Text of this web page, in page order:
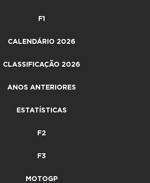
F1
CALENDÁRIO 2026
CLASSIFICAÇÃO 2026
ANOS ANTERIORES
ESTATÍSTICAS
F2
F3
MOTOGP